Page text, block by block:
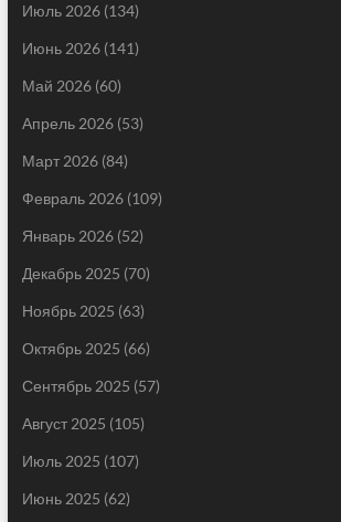
Июль 2026(134)
Июнь 2026(141)
Май 2026(60)
Апрель 2026(53)
Март 2026(84)
Февраль 2026(109)
Январь 2026(52)
Декабрь 2025 (70)
Ноябрь 2025 (63)
Октябрь 2025 (66)
Сентябрь 2025 (57)
Август 2025 (105)
Июль 2025 (107)
Июнь 2025 (62)